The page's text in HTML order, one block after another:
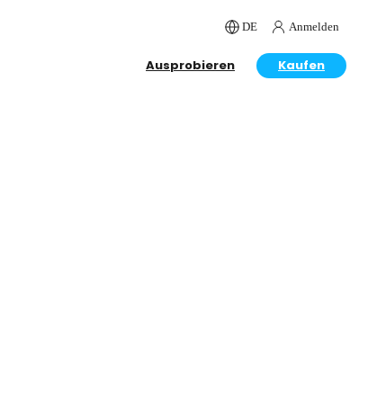
DE Anmelden
Ausprobieren Kaufen